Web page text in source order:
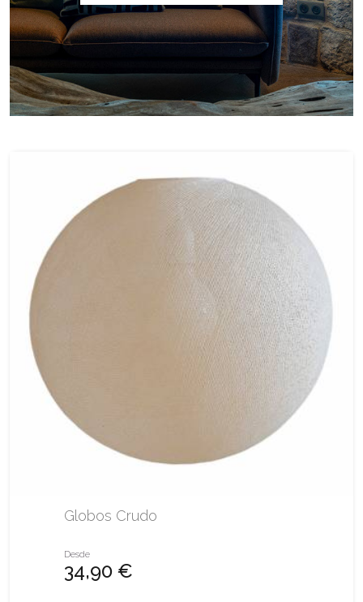
Globos Crudo
Desde
34,90 €